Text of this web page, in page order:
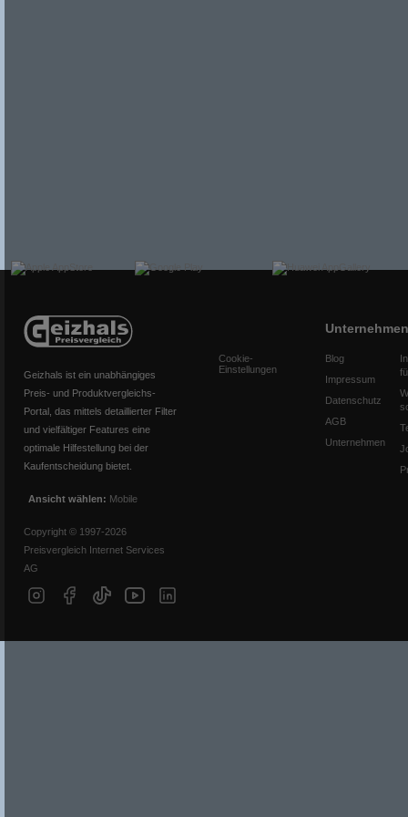
Geizhals ist ein unabhängiges
Preis- und Produktvergleichs-
Portal, das mittels detaillierter Filter
und vielfältiger Features eine
optimale Hilfestellung bei der
Kaufentscheidung bietet.
Ansicht wählen: Mobile
Copyright © 1997-2026
Preisvergleich Internet Services
AG
Cookie-
Einstellungen
Unternehmen
Blog
Impressum
Datenschutz
AGB
Unternehmen